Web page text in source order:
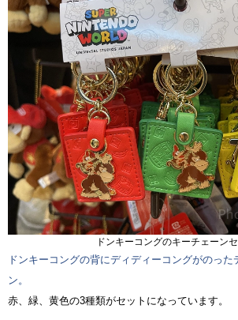
ドンキーコングのキーチェーン
ドンキーコングの背にディディーコングがのった
ン。
赤、緑、黄色の3種類がセットになっています。